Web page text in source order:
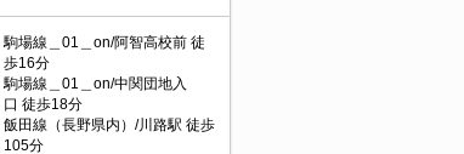
駒場線＿01＿on/阿智高校前 徒
歩16分
駒場線＿01＿on/中関団地入
口 徒歩18分
飯田線（長野県内）/川路駅 徒歩
105分